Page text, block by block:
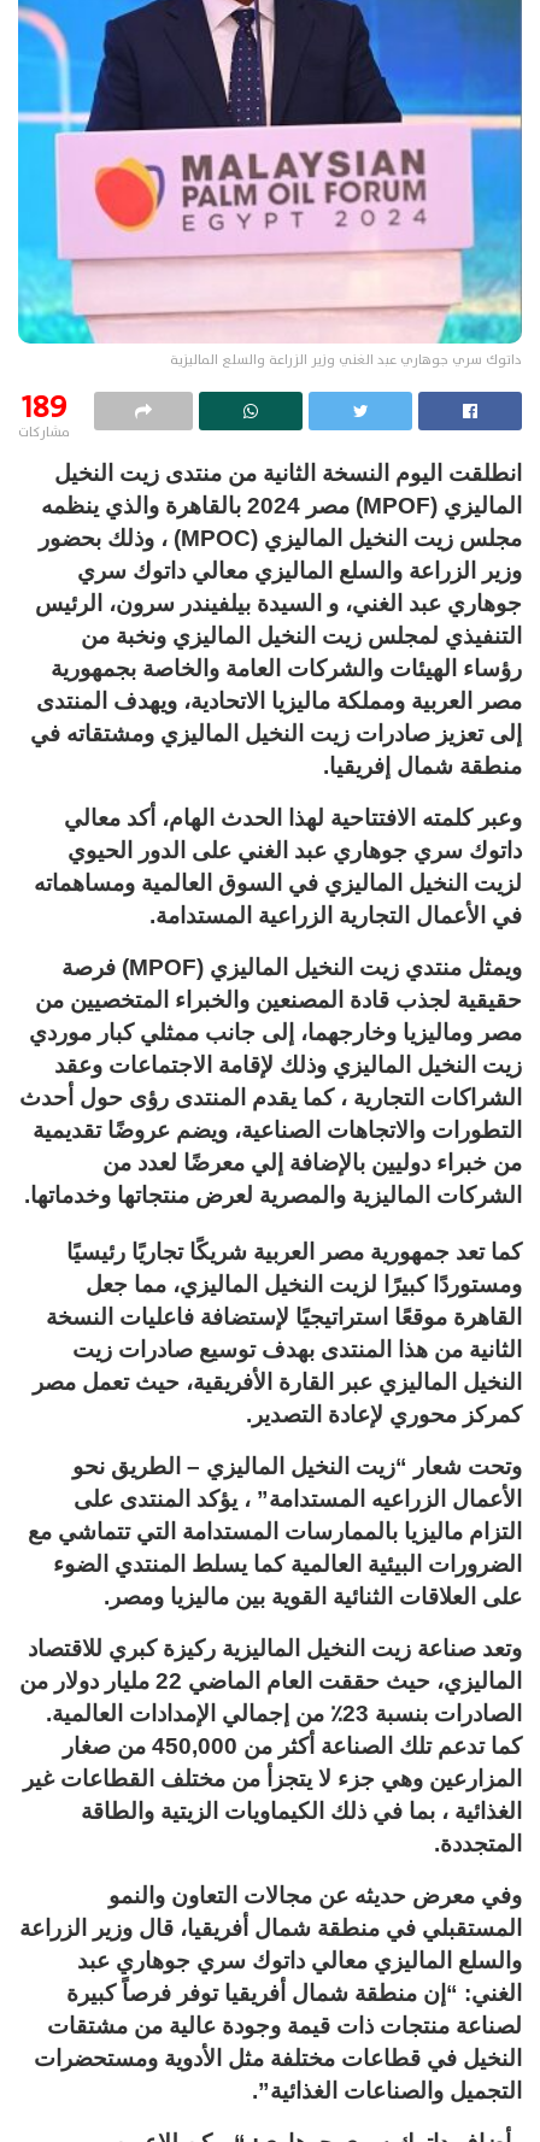
داتوك سري جوهاري عبد الغني وزير الزراعة والسلع الماليزية
189
مشاركات
انطلقت اليوم النسخة الثانية من منتدى زيت النخيل
الماليزي (MPOF) مصر 2024 بالقاهرة والذي ينظمه
مجلس زيت النخيل الماليزي (MPOC) ، وذلك بحضور
وزير الزراعة والسلع الماليزي معالي داتوك سري
جوهاري عبد الغني، و السيدة بيلفيندر سرون، الرئيس
التنفيذي لمجلس زيت النخيل الماليزي ونخبة من
رؤساء الهيئات والشركات العامة والخاصة بجمهورية
مصر العربية ومملكة ماليزيا الاتحادية، ويهدف المنتدى
إلى تعزيز صادرات زيت النخيل الماليزي ومشتقاته في
منطقة شمال إفريقيا.
وعبر كلمته الافتتاحية لهذا الحدث الهام، أكد معالي
داتوك سري جوهاري عبد الغني على الدور الحيوي
لزيت النخيل الماليزي في السوق العالمية ومساهماته
في الأعمال التجارية الزراعية المستدامة.
ويمثل منتدي زيت النخيل الماليزي (MPOF) فرصة
حقيقية لجذب قادة المصنعين والخبراء المتخصيين من
مصر وماليزيا وخارجهما، إلى جانب ممثلي كبار موردي
زيت النخيل الماليزي وذلك لإقامة الاجتماعات وعقد
الشراكات التجارية ، كما يقدم المنتدى رؤى حول أحدث
التطورات والاتجاهات الصناعية، ويضم عروضًا تقديمية
من خبراء دوليين بالإضافة إلي معرضًا لعدد من
الشركات الماليزية والمصرية لعرض منتجاتها وخدماتها.
كما تعد جمهورية مصر العربية شريكًا تجاريًا رئيسيًا
ومستوردًا كبيرًا لزيت النخيل الماليزي، مما جعل
القاهرة موقعًا استراتيجيًا لإستضافة فاعليات النسخة
الثانية من هذا المنتدى بهدف توسيع صادرات زيت
النخيل الماليزي عبر القارة الأفريقية، حيث تعمل مصر
كمركز محوري لإعادة التصدير.
وتحت شعار “زيت النخيل الماليزي – الطريق نحو
الأعمال الزراعيه المستدامة” ، يؤكد المنتدى على
التزام ماليزيا بالممارسات المستدامة التي تتماشي مع
الضرورات البيئية العالمية كما يسلط المنتدي الضوء
على العلاقات الثنائية القوية بين ماليزيا ومصر.
وتعد صناعة زيت النخيل الماليزية ركيزة كبري للاقتصاد
الماليزي، حيث حققت العام الماضي 22 مليار دولار من
الصادرات بنسبة 23٪ من إجمالي الإمدادات العالمية.
كما تدعم تلك الصناعة أكثر من 450,000 من صغار
المزارعين وهي جزء لا يتجزأ من مختلف القطاعات غير
الغذائية ، بما في ذلك الكيماويات الزيتية والطاقة
المتجددة.
وفي معرض حديثه عن مجالات التعاون والنمو
المستقبلي في منطقة شمال أفريقيا، قال وزير الزراعة
والسلع الماليزي معالي داتوك سري جوهاري عبد
الغني: “إن منطقة شمال أفريقيا توفر فرصاً كبيرة
لصناعة منتجات ذات قيمة وجودة عالية من مشتقات
النخيل في قطاعات مختلفة مثل الأدوية ومستحضرات
التجميل والصناعات الغذائية”.